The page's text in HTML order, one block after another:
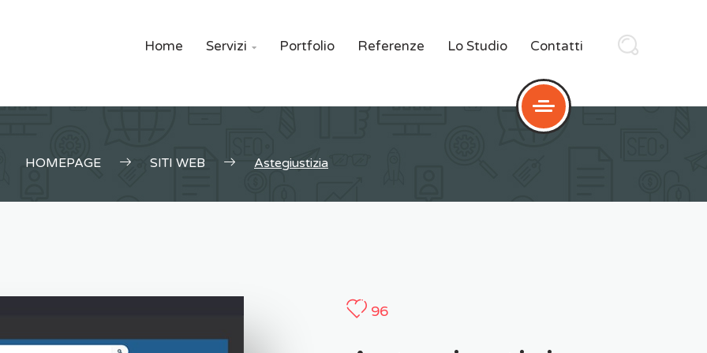
Home Servizi  Portfolio Referenze Lo Studio Contatti
HOMEPAGE SITI WEB Astegiustizia
96